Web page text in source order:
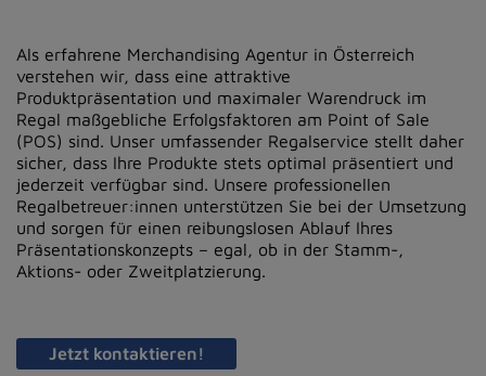
Als erfahrene Merchandising Agentur in Österreich
verstehen wir, dass eine attraktive
Produktpräsentation und maximaler Warendruck im
Regal maßgebliche Erfolgsfaktoren am Point of Sale
(POS) sind. Unser umfassender Regalservice stellt daher
sicher, dass Ihre Produkte stets optimal präsentiert und
jederzeit verfügbar sind. Unsere professionellen
Regalbetreuer:innen unterstützen Sie bei der Umsetzung
und sorgen für einen reibungslosen Ablauf Ihres
Präsentationskonzepts – egal, ob in der Stamm-,
Aktions- oder Zweitplatzierung.
Jetzt kontaktieren!